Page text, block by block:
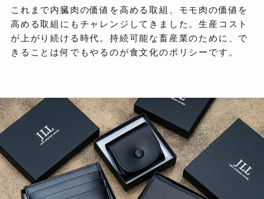
これまで内臓肉の価値を高める取組、モモ肉の価値を
高める取組にもチャレンジしてきました。生産コスト
が上がり続ける時代。持続可能な畜産業のために、で
きることは何でもやるのが食文化のポリシーです。